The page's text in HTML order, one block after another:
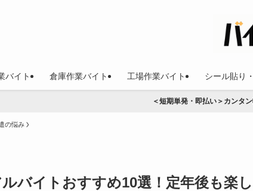
バイト 倉庫作業バイト 工場作業バイト シール貼り
＜短期単発・即払い＞カンタ
の悩み
バイトおすすめ10選！定年後も楽